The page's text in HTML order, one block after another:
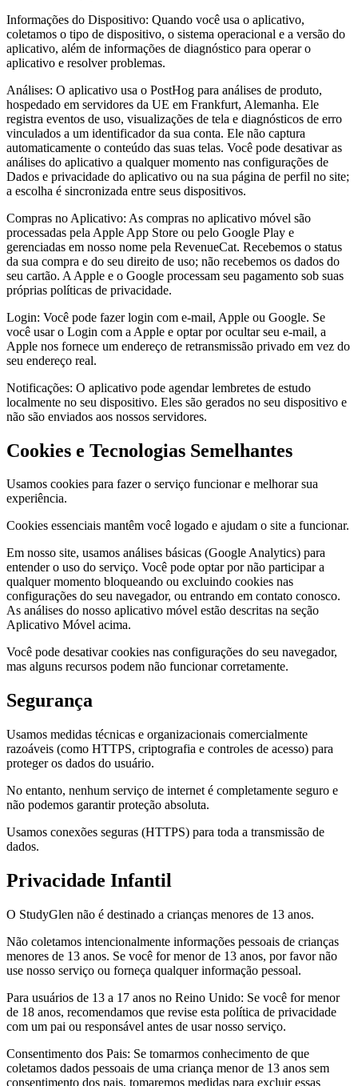
Informações do Dispositivo: Quando você usa o aplicativo,
coletamos o tipo de dispositivo, o sistema operacional e a versão do
aplicativo, além de informações de diagnóstico para operar o
aplicativo e resolver problemas.
Análises: O aplicativo usa o PostHog para análises de produto,
hospedado em servidores da UE em Frankfurt, Alemanha. Ele
registra eventos de uso, visualizações de tela e diagnósticos de erro
vinculados a um identificador da sua conta. Ele não captura
automaticamente o conteúdo das suas telas. Você pode desativar as
análises do aplicativo a qualquer momento nas configurações de
Dados e privacidade do aplicativo ou na sua página de perfil no site;
a escolha é sincronizada entre seus dispositivos.
Compras no Aplicativo: As compras no aplicativo móvel são
processadas pela Apple App Store ou pelo Google Play e
gerenciadas em nosso nome pela RevenueCat. Recebemos o status
da sua compra e do seu direito de uso; não recebemos os dados do
seu cartão. A Apple e o Google processam seu pagamento sob suas
próprias políticas de privacidade.
Login: Você pode fazer login com e-mail, Apple ou Google. Se
você usar o Login com a Apple e optar por ocultar seu e-mail, a
Apple nos fornece um endereço de retransmissão privado em vez do
seu endereço real.
Notificações: O aplicativo pode agendar lembretes de estudo
localmente no seu dispositivo. Eles são gerados no seu dispositivo e
não são enviados aos nossos servidores.
Cookies e Tecnologias Semelhantes
Usamos cookies para fazer o serviço funcionar e melhorar sua
experiência.
Cookies essenciais mantêm você logado e ajudam o site a funcionar.
Em nosso site, usamos análises básicas (Google Analytics) para
entender o uso do serviço. Você pode optar por não participar a
qualquer momento bloqueando ou excluindo cookies nas
configurações do seu navegador, ou entrando em contato conosco.
As análises do nosso aplicativo móvel estão descritas na seção
Aplicativo Móvel acima.
Você pode desativar cookies nas configurações do seu navegador,
mas alguns recursos podem não funcionar corretamente.
Segurança
Usamos medidas técnicas e organizacionais comercialmente
razoáveis (como HTTPS, criptografia e controles de acesso) para
proteger os dados do usuário.
No entanto, nenhum serviço de internet é completamente seguro e
não podemos garantir proteção absoluta.
Usamos conexões seguras (HTTPS) para toda a transmissão de
dados.
Privacidade Infantil
O StudyGlen não é destinado a crianças menores de 13 anos.
Não coletamos intencionalmente informações pessoais de crianças
menores de 13 anos. Se você for menor de 13 anos, por favor não
use nosso serviço ou forneça qualquer informação pessoal.
Para usuários de 13 a 17 anos no Reino Unido: Se você for menor
de 18 anos, recomendamos que revise esta política de privacidade
com um pai ou responsável antes de usar nosso serviço.
Consentimento dos Pais: Se tomarmos conhecimento de que
coletamos dados pessoais de uma criança menor de 13 anos sem
consentimento dos pais, tomaremos medidas para excluir essas